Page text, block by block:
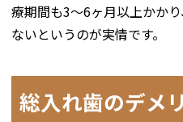
療期間も3～6ヶ月以上かか
ないというのが実情です。
総入れ歯のデメ